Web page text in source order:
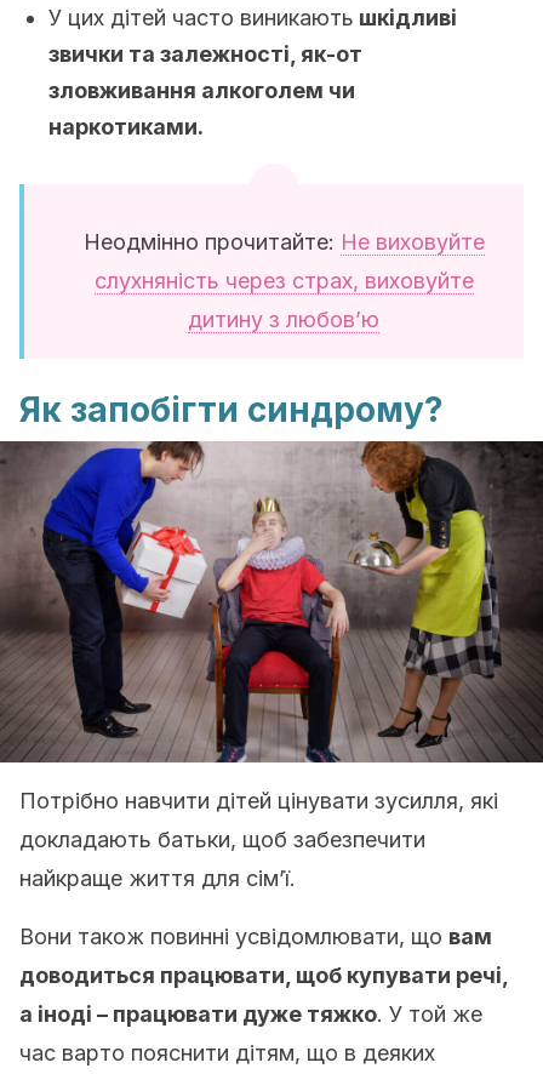
У цих дітей часто виникають шкідливі
звички та залежності, як-от
зловживання алкоголем чи
наркотиками.
Неодмінно прочитайте: Не виховуйте
слухняність через страх, виховуйте
дитину з любов’ю
Як запобігти синдрому?
Потрібно навчити дітей цінувати зусилля, які
докладають батьки, щоб забезпечити
найкраще життя для сім’ї.
Вони також повинні усвідомлювати, що вам
доводиться працювати, щоб купувати речі,
а іноді – працювати дуже тяжко. У той же
час варто пояснити дітям, що в деяких